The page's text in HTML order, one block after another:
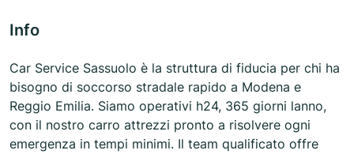
Info
Car Service Sassuolo è la struttura di fiducia per chi ha
bisogno di soccorso stradale rapido a Modena e
Reggio Emilia. Siamo operativi h24, 365 giorni lanno,
con il nostro carro attrezzi pronto a risolvere ogni
emergenza in tempi minimi. Il team qualificato offre